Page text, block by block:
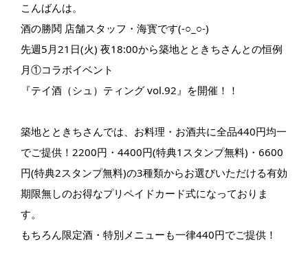
こんばんは。
酒の勝鬨 店舗スタッフ・海寳です(-○_○-)
先週5月21日(火) 夜18:00から築地とときちさんとの恒例
月①コラボイベント
『テイ酒（シュ）ティング vol.92』を開催！！
築地とときちさんでは、お料理・お酒共に全品440円均一
でご提供！2200円・4400円(特典1スタンプ無料)・6600
円(特典2スタンプ無料)の3種類からお選びいただける有効
期限無しのお得なプリペイドカード式になっておりま
す。
もちろん限定酒・特別メニューも一律440円でご提供！